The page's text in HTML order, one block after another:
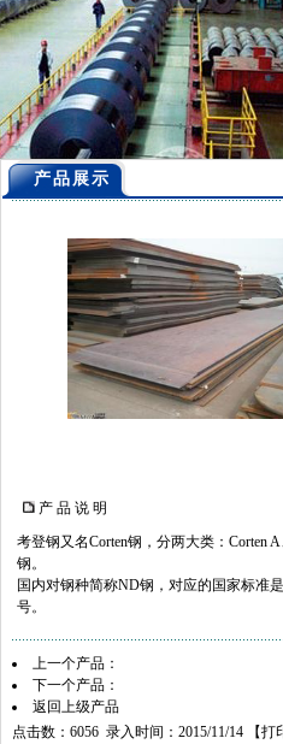
产品展示
产 品 说 明
考登钢又名Corten钢，分两大类：Corten
钢。
国内对钢种简称ND钢，对应的国家标准
号。
上一个产品：
下一个产品：
返回上级产品
点击数：6056 录入时间：2015/11/14 【打